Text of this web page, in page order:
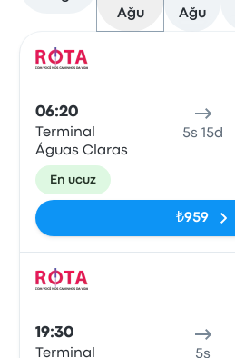
Ağu
Ağu
06:20
Terminal
Águas Claras
5s 15d
En ucuz
₺959
19:30
Terminal
5s